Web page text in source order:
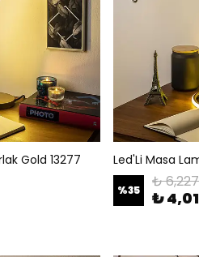
Gold 13277 Led'Li Masa
%35 ₺
₺